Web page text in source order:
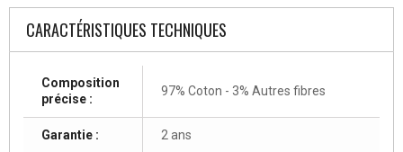
CARACTÉRISTIQUES TECHNIQUES
Composition
précise :
97% Coton - 3% Autres fibres
Garantie : 2 ans